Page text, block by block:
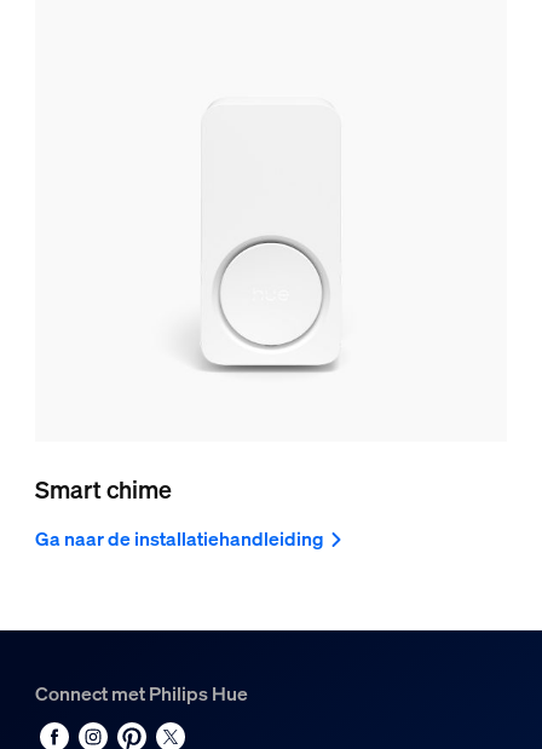
Smart chime
Ga naar de installatiehandleiding
Connect met Philips Hue